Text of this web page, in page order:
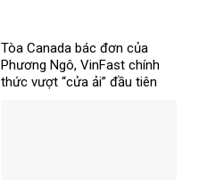
Tòa Canada bác đơn của
Phương Ngô, VinFast chính
thức vượt “cửa ải” đầu tiên